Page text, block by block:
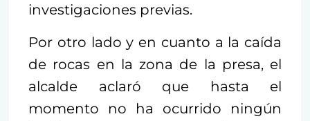
investigaciones previas.
Por otro lado y en cuanto a la caída
de rocas en la zona de la presa, el
alcalde aclaró que hasta el
momento no ha ocurrido ningún